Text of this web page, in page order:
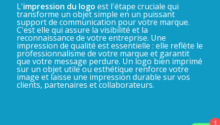
L'impression du logo est l'étape cruciale qui
transforme un objet simple en un puissant
support de communication pour votre marque.
C'est elle qui assure la visibilité et la
reconnaissance de votre entreprise. Une
impression de qualité est essentielle : elle reflète le
professionnalisme de votre marque et garantit
que votre message perdure. Un logo bien imprimé
sur un objet utile ou esthétique renforce votre
image et laisse une impression durable sur vos
clients, partenaires et collaborateurs.
1